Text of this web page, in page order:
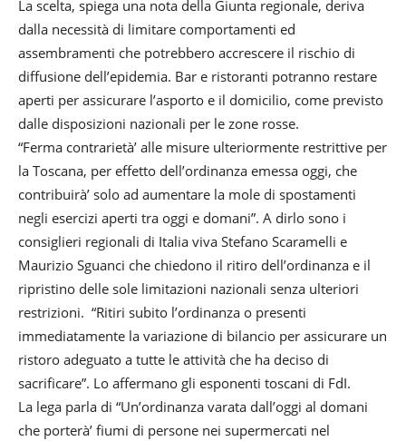
La scelta, spiega una nota della Giunta regionale, deriva
dalla necessità di limitare comportamenti ed
assembramenti che potrebbero accrescere il rischio di
diffusione dell’epidemia. Bar e ristoranti potranno restare
aperti per assicurare l’asporto e il domicilio, come previsto
dalle disposizioni nazionali per le zone rosse.
“Ferma contrarietà’ alle misure ulteriormente restrittive per
la Toscana, per effetto dell’ordinanza emessa oggi, che
contribuirà’ solo ad aumentare la mole di spostamenti
negli esercizi aperti tra oggi e domani”. A dirlo sono i
consiglieri regionali di Italia viva Stefano Scaramelli e
Maurizio Sguanci che chiedono il ritiro dell’ordinanza e il
ripristino delle sole limitazioni nazionali senza ulteriori
restrizioni. “Ritiri subito l’ordinanza o presenti
immediatamente la variazione di bilancio per assicurare un
ristoro adeguato a tutte le attività che ha deciso di
sacrificare”. Lo affermano gli esponenti toscani di FdI.
La lega parla di “Un’ordinanza varata dall’oggi al domani
che porterà’ fiumi di persone nei supermercati nel